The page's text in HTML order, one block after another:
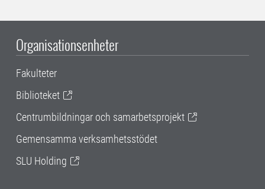
Organisationsenheter
Fakulteter
Biblioteket
Centrumbildningar och samarbetsprojekt
Gemensamma verksamhetsstödet
SLU Holding